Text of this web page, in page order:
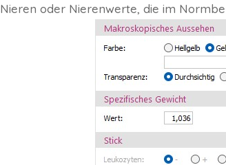
Nieren oder Nierenwerte, die im